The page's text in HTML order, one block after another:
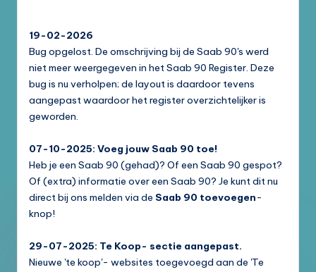
19-02-2026
Bug opgelost. De omschrijving bij de Saab 90's werd
niet meer weergegeven in het Saab 90 Register. Deze
bug is nu verholpen; de layout is daardoor tevens
aangepast waardoor het register overzichtelijker is
geworden.
07-10-2025: Voeg jouw Saab 90 toe!
Heb je een Saab 90 (gehad)? Of een Saab 90 gespot?
Of (extra) informatie over een Saab 90? Je kunt dit nu
direct bij ons melden via de Saab 90 toevoegen-
knop!
29-07-2025: Te Koop- sectie aangepast.
Nieuwe 'te koop'- websites toegevoegd aan de 'Te